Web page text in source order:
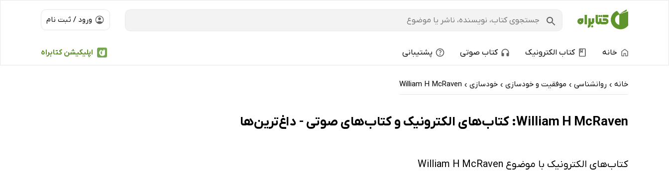
ورود / ثبت نام
اپلیکیشن کتابراه خانه کتاب الکترونیک کتاب صوتی پشتیبانی
خانه › روانشناسی › موفقیت و خودسازی › خودسازی ›
William H McRaven
William H McRaven: کتاب‌های الکترونیک و کتاب‌های صوتی - داغ‌ترین‌ها
کتاب‌های الکترونیک با موضوع William H McRaven